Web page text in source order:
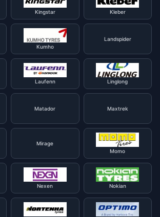
Kingstar
Kleber
Kumho
Landspider
Laufenn
Linglong
Matador Maxtrek
Mirage
Momo
Nexen Nokian